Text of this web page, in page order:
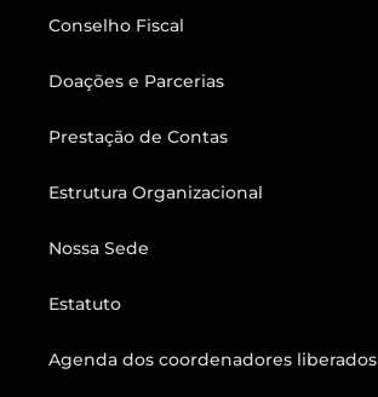
Conselho Fiscal
Doações e Parcerias
Prestação de Contas
Estrutura Organizacional
Nossa Sede
Estatuto
Agenda dos coordenadores liberados